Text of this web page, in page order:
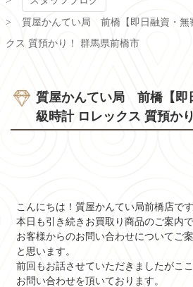
質屋かんてい局 前橋【即日融資・無
クス 質預かり！ 群馬県前橋市
質屋かんてい局 前橋【即
級時計 ロレックス 質預か
こんにちは！質屋かんてい局前橋店で
本日も引き続きお買取り商品のご案内で
お客様からのお問い合わせについてご
と思います。
前回もお話させていただきましたがこ
お問い合わせを頂いております。